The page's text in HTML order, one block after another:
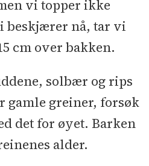
vi topper ikke
beskjærer nå, tar vi
cm over bakken.
solbær og rips
gamle greiner, forsøk
det for øyet. Barken
alder.